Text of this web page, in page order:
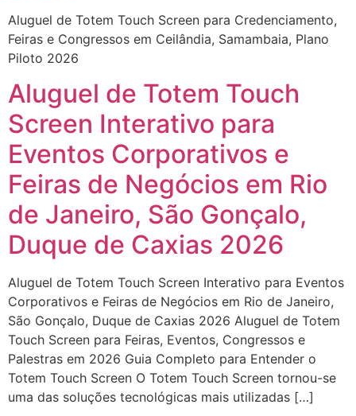
Aluguel de Totem Touch Screen para Credenciamento,
Feiras e Congressos em Ceilândia, Samambaia, Plano
Piloto 2026
Aluguel de Totem Touch
Screen Interativo para
Eventos Corporativos e
Feiras de Negócios em Rio
de Janeiro, São Gonçalo,
Duque de Caxias 2026
Aluguel de Totem Touch Screen Interativo para Eventos
Corporativos e Feiras de Negócios em Rio de Janeiro,
São Gonçalo, Duque de Caxias 2026 Aluguel de Totem
Touch Screen para Feiras, Eventos, Congressos e
Palestras em 2026 Guia Completo para Entender o
Totem Touch Screen O Totem Touch Screen tornou-se
uma das soluções tecnológicas mais utilizadas […]